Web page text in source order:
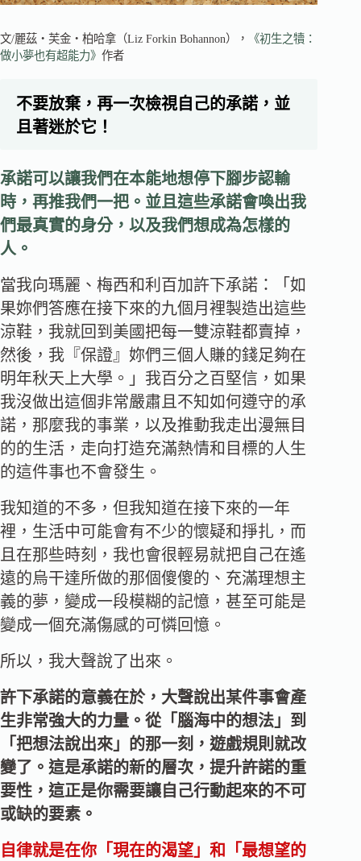
文/麗茲‧芙金‧柏哈拿（Liz Forkin Bohannon），
《初生之犢：
做小夢也有超能力》 作者
不要放棄，再一次檢視自己的承諾，並
且著迷於它！
承諾可以讓我們在本能地想停下腳步認輸
時，再推我們一把。並且這些承諾會喚出我
們最真實的身分，以及我們想成為怎樣的
人。
當我向瑪麗、梅西和利百加許下承諾：「如
果妳們答應在接下來的九個月裡製造出這些
涼鞋，我就回到美國把每一雙涼鞋都賣掉，
然後，我『保證』妳們三個人賺的錢足夠在
明年秋天上大學。」我百分之百堅信，如果
我沒做出這個非常嚴肅且不知如何遵守的承
諾，那麼我的事業，以及推動我走出漫無目
的的生活，走向打造充滿熱情和目標的人生
的這件事也不會發生。
我知道的不多，但我知道在接下來的一年
裡，生活中可能會有不少的懷疑和掙扎，而
且在那些時刻，我也會很輕易就把自己在遙
遠的烏干達所做的那個傻傻的、充滿理想主
義的夢，變成一段模糊的記憶，甚至可能是
變成一個充滿傷感的可憐回憶。
所以，我大聲說了出來。
許下承諾的意義在於，大聲說出某件事會產
生非常強大的力量。從「腦海中的想法」到
「把想法說出來」的那一刻，遊戲規則就改
變了。這是承諾的新的層次，提升許諾的重
要性，這正是你需要讓自己行動起來的不可
或缺的要素。
自律就是在你「現在的渴望」和「最想望的